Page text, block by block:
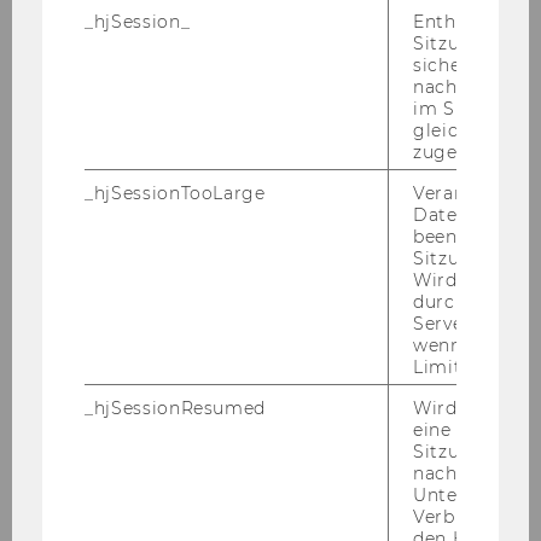
01.07.2007
Prof. Pistone lecturing at University of Sao
EATLP Annual Conference in Helsinki, June
7 - 9, 2007
European-Asian Law Congress, May 17-18,
Internationaler Steuerrechtstag, Berlin
am 2. Mai 2007
Gastvorlesung Prof. Lang an der NYU 2007
Karriere-Event mit Leitner+Leitner, März
_hjSession_
Enthält die
sicher, dass
im
gleichen
zugeordnet
_hjSessionTooLarge
Veranlasst
beenden,
Sitzung zu
Wird
durch ein
Servers
wenn die
Limit
_hjSessionResumed
Wird gesetzt,
eine
Sitzung/
nach einer
Verbindung